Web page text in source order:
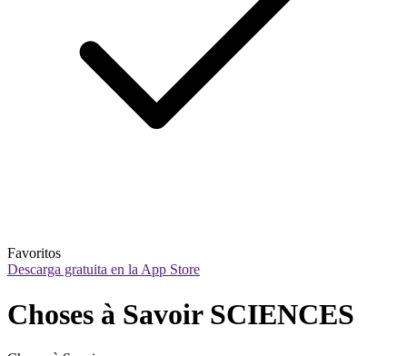
Favoritos
Descarga gratuita en la App Store
Choses à Savoir SCIENCES